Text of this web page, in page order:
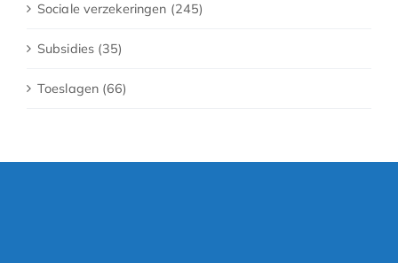
Sociale verzekeringen (245)
Subsidies (35)
Toeslagen (66)